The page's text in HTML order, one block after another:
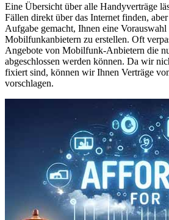
Eine Übersicht über alle Handyverträge
Fällen direkt über das Internet finden,
Aufgabe gemacht, Ihnen eine Vorauswahl
Mobilfunkanbietern zu erstellen. Oft
Angebote von Mobilfunk-Anbietern die
abgeschlossen werden können. Da wir
fixiert sind, können wir Ihnen Verträge
vorschlagen.